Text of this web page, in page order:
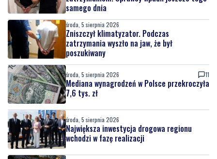
samego dnia
środa, 5 sierpnia 2026
Zniszczył klimatyzator. Podczas
zatrzymania wyszło na jaw, że był
poszukiwany
środa, 5 sierpnia 2026 11
Mediana wynagrodzeń w Polsce przekroczyła
7,6 tys. zł
środa, 5 sierpnia 2026
Największa inwestycja drogowa regionu
wchodzi w fazę realizacji